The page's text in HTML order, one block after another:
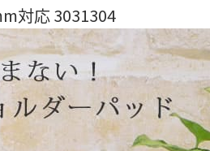
対応 3031304